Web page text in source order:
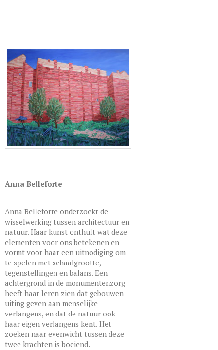
Anna Belleforte
Anna Belleforte onderzoekt de
wisselwerking tussen architectuur en
natuur. Haar kunst onthult wat deze
elementen voor ons betekenen en
vormt voor haar een uitnodiging om
te spelen met schaalgrootte,
tegenstellingen en balans. Een
achtergrond in de monumentenzorg
heeft haar leren zien dat gebouwen
uiting geven aan menselijke
verlangens, en dat de natuur ook
haar eigen verlangens kent. Het
zoeken naar evenwicht tussen deze
twee krachten is boeiend.